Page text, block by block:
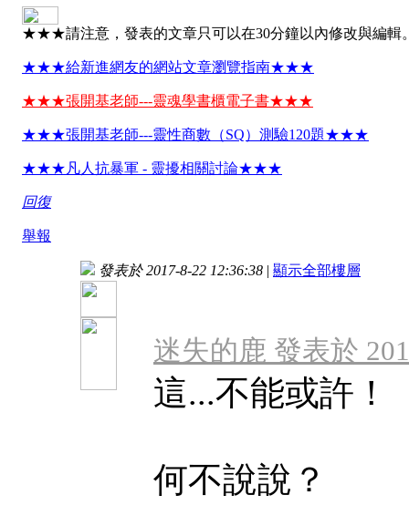
★★★請注意，發表的文章只可以在30分鐘以內修改與編
★★★給新進網友的網站文章瀏覽指南★★★
★★★張開基老師---靈魂學書櫃電子書★★★
★★★張開基老師---靈性商數（SQ）測驗120題★★★
★★★凡人抗暴軍 - 靈擾相關討論★★★
回復
舉報
發表於 2017-8-22 12:36:38 | 顯示全部樓層
迷失的鹿 發表於
這...不能或許！
何不說說？